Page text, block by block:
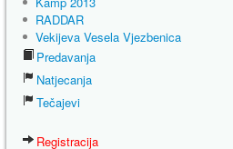
RADDAR
Vekijeva Vesela Vjezbenica
Predavanja
Natjecanja
Tečajevi
Registracija